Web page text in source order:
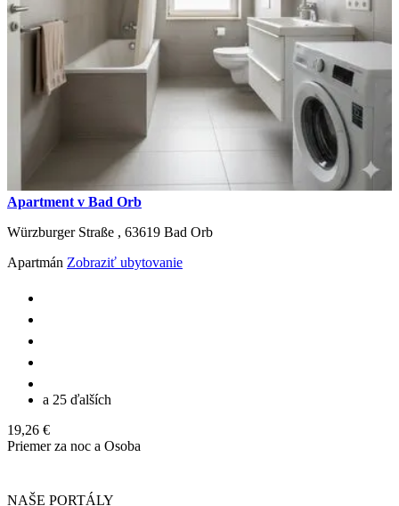
Apartment v Bad Orb
Würzburger Straße , 63619 Bad Orb
Apartmán Zobraziť ubytovanie
a 25 ďalších
19,26 €
Priemer za noc a Osoba
NAŠE PORTÁLY